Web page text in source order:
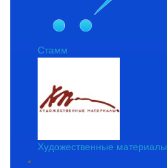
Стамм
Художественные материалы